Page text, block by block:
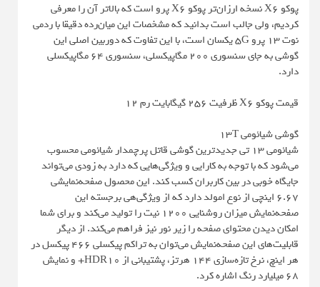
پوکو X6 نسخه ارزان‌تر پوکو X6 پرو است که بالاتر آن را معرفی
کردیم، ولی جالب است بدانید که مشخصات این میان‌رده دقیقا با ردمی
نوت 13 پرو 5G یکسان است، با این تفاوت که دوربین اصلی این
گوشی به جای سنسوری 200 مگاپیکسلی، سنسوری 64 مگاپیکسلی
دارد.
قیمت پوکو X6 ظرفیت 256 گیگابایت رم 12
گوشی شیائومی 13T
شیائومی 13 تی جدیدترین گوشی قاتل پرچمدار شیائومی محسوب
می‌شود که با توجه به کارایی و ویژگی‌هایی که دارد به زودی می‌تواند
جایگاه خوبی در بین کاربران کسب کند. این محصول صفحه‌نمایشی
6.67 اینچی از نوع امولد دارد که از ویژگی‌هی برجسته این
صفحه‌نمایش میزان روشنایی 1200 نیت را تولید می‌کند و برای شما
امکان دیدن محتوای صفحه را زیر نور نیز فراهم می‌کند. از دیگر
قابلیت‌های این صفحه‌نمایش می‌توان به تراکم پیکسلی 466 پیکسل در
هر اینچ، نرخ تازه‌سازی 144 هرتز، پشتیبانی از HDR10+ و نمایش
68 میلیارد رنگ اشاره کرد.